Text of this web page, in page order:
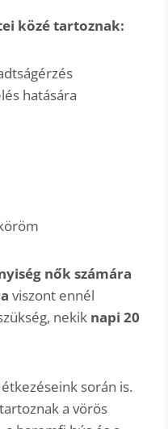
közé tartoznak:
hatására
nők számára
viszont ennél
nekik napi 20
során is.
a vörös